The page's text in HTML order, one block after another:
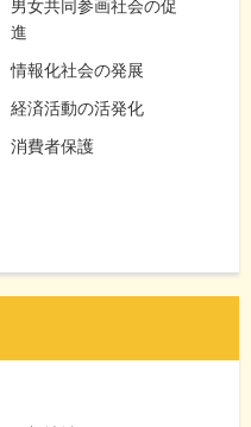
男女共同参画社会の促
進
情報化社会の発展
経済活動の活発化
消費者保護